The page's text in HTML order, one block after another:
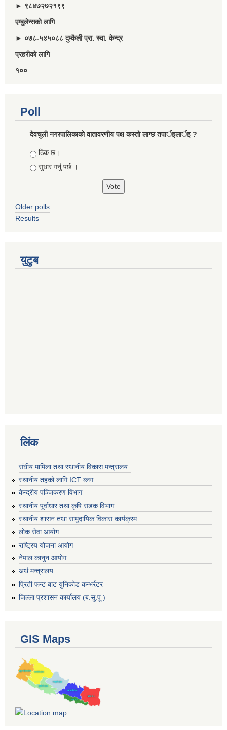
► ९८४७२७२१९९
एम्बुलेन्सकाे लागि
► ०७८-५४५०८८ दुम्कैली प्रा. स्वा. केन्द्र
प्रहरीकाे लागि
१००
Poll
देवचुली नगरपालिकाकाे वातावरणीय पक्ष कस्ताे लाग्छ तपार्इलार्इ ?
Choices
ठिक छ।
सुधार गर्नु पर्छ ।
Older polls
Results
युटुब
लिंक
संघीय मामिला तथा स्थानीय विकास मन्त्रालय
स्थानीय तहको लागि ICT ब्लग
केन्द्रीय पञ्जिकरण विभाग
स्थानीय पूर्वाधार तथा कृषि सडक विभाग
स्थानीय शासन तथा सामुदायिक विकास कार्यक्रम
लोक सेवा आयोग
राष्ट्रिय योजना आयोग
नेपाल कानुन आयोग
अर्थ मन्त्रालय
प्रिती फन्ट बाट युनिकोड कन्भर्रटर
जिल्ला प्रशासन कार्यालय (ब.सु.पू )
GIS Maps